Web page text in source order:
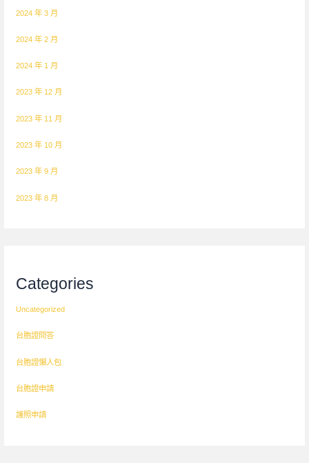
2024 年 3 月
2024 年 2 月
2024 年 1 月
2023 年 12 月
2023 年 11 月
2023 年 10 月
2023 年 9 月
2023 年 8 月
Categories
Uncategorized
台胞證問答
台胞證懶人包
台胞證申請
護照申請